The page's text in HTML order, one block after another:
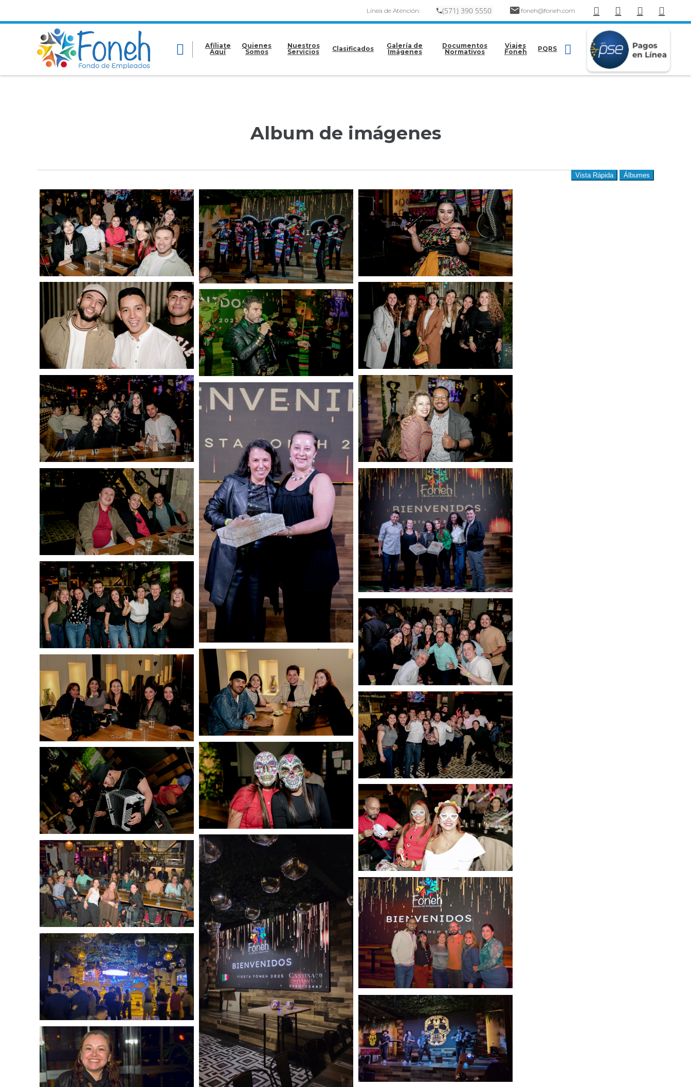
Línea de Atención: (571) 390 5550 foneh@foneh.com
Afíliate
Aquí
Quienes
Somos
Nuestros
Servicios
Clasificados
Galería de
Imágenes
Documentos
Normativos
Viajes
Foneh
PQRS
Album de imágenes
Vista Rápida Álbumes